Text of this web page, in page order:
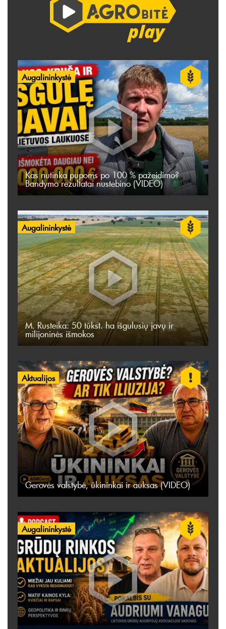
Augalininkystė
Kas nutinka pupoms po 100 % pažeidimo?
Bandymo rezultatai nustebino (VIDEO)
Augalininkystė
M. Rusteika: 50 tūkst. ha išgulusių javų ir
milijoninės išmokos
Aktualijos
Gerovės valstybė, ūkininkai ir auksas (VIDEO)
Augalininkystė